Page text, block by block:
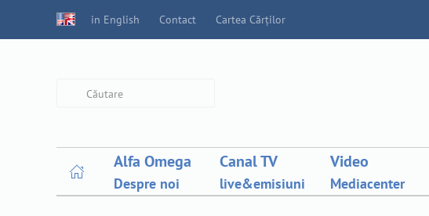
in English Contact Cartea Cărților
Alfa Omega
Despre noi
Canal TV
live&emisiuni
Video
Mediacenter